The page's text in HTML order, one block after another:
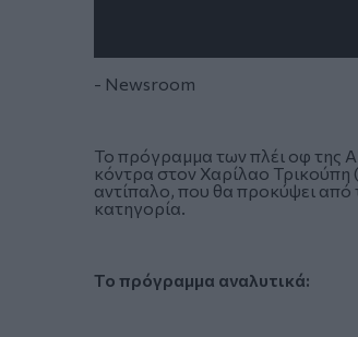
- Newsroom
Το πρόγραμμα των πλέι οφ της
κόντρα στον Χαρίλαο Τρικούπη
αντίπαλο, που θα προκύψει από
κατηγορία.
Το πρόγραμμα αναλυτικά: